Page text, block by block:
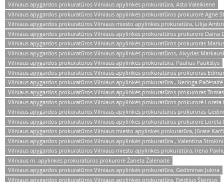
Vilniaus apygardos prokuratūros Vilniaus apylinkės prokuratūra, Asta Valeikienė
Vilniaus apygardos prokuratūros Vilniaus apylinkės prokuratūros prokurorė Agnė
Vilniaus apygardos prokuratūros Vilniaus miesto apylinkės prokuratūra, Lilija
Vilniaus apygardos prokuratūros Vilniaus apylinkės prokuratūros prokurorė Daina
Vilniaus apygardos prokuratūros Vilniaus apylinkės prokuratūros prokuroras
Vilniaus apygardos prokuratūros Vilniaus apylinkės prokuratūros, Alvydas
Vilniaus apygardos prokuratūros Vilniaus apylinkės prokuratūra, Paulius Paukštys
Vilniaus apygardos prokuratūros Vilniaus apylinkės prokuratūros prokuroras
Vilniaus apygardos prokuratūros Vilniaus apylinkės prokuratūra , Neringa Pačėsaitė
Vilniaus apygardos prokuratūros Vilniaus apylinkės prokuratūros prokuroras
Vilniaus apygardos prokuratūros Vilniaus apylinkės prokuratūros prokurorė Loreta
Vilniaus apygardos prokuratūros Vilniaus apylinkės prokuratūros prokuroras
Vilniaus apygardos prokuratūros Vilniaus apylinkės prokuratūros prokurorė
Vilniaus apygardos prokuratūros Vilniaus miesto apylinkės prokuratūra, Jūratė
Vilniaus apygardos prokuratūros Vilniaus apylinkės prokuratūra , Valentina
Vilniaus apygardos prokuratūros Vilniaus miesto apylinkės prokuratūra, Irena
Vilniaus m. apylinkės prokuratūros prokurorė Žaneta Žalėnaitė
Vilniaus apygardos prokuratūros Vilniaus apylinkės prokuratūra, Gediminas Jukna
Vilniaus apygardos prokuratūros Vilniaus apylinkės prokuratūra, Egidijus Šleinius